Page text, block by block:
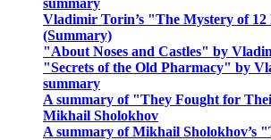
summary
Vladimir Torin’s "The Mystery of 12
(Summary)
"About Noses and Castles" by
"Secrets of the Old Pharmacy" by
summary
A summary of "They Fought for
Mikhail Sholokhov
A summary of Mikhail Sholokhov’s